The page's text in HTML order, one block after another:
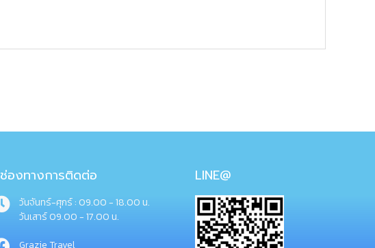
ช่องทางการติดต่อ
วันจันทร์-ศุกร์ : 09.00 - 18.00 น.
วันเสาร์ 09.00 - 17.00 น.
Grazie Travel
LINE@